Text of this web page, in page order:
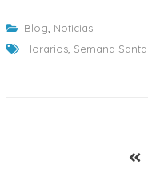
Blog Noticias
Horarios, Semana Santa